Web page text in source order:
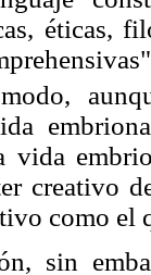
éticas,
vida
creativo
como el
sin